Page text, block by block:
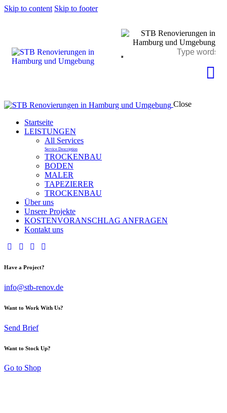
Skip to content Skip to footer
Close
Startseite
LEISTUNGEN
All Services
Service Description
TROCKENBAU
BODEN
MALER
TAPEZIERER
TROCKENBAU
Über uns
Unsere Projekte
KOSTENVORANSCHLAG ANFRAGEN
Kontakt uns
Have a Project?
info@stb-renov.de
Want to Work With Us?
Send Brief
Want to Stock Up?
Go to Shop